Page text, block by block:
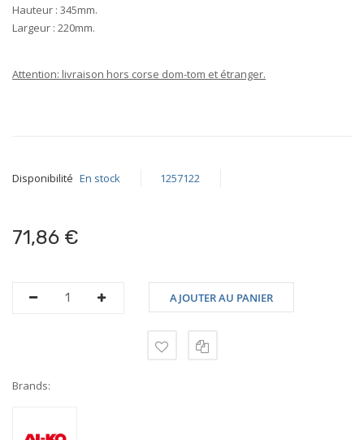
Hauteur : 345mm.
Largeur : 220mm.
Attention: livraison hors corse dom-tom et étranger.
Disponibilité En stock 1257122
71,86 €
AJOUTER AU PANIER
Brands: